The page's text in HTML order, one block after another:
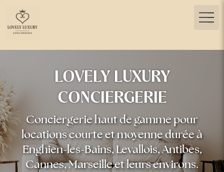
LOVELY LUXURY
CONCIERGERIE
Conciergerie haut de gamme pour
locations courte et moyenne durée à
Enghien-les-Bains, Levallois, Antibes,
Cannes, Marseille et leurs environs.